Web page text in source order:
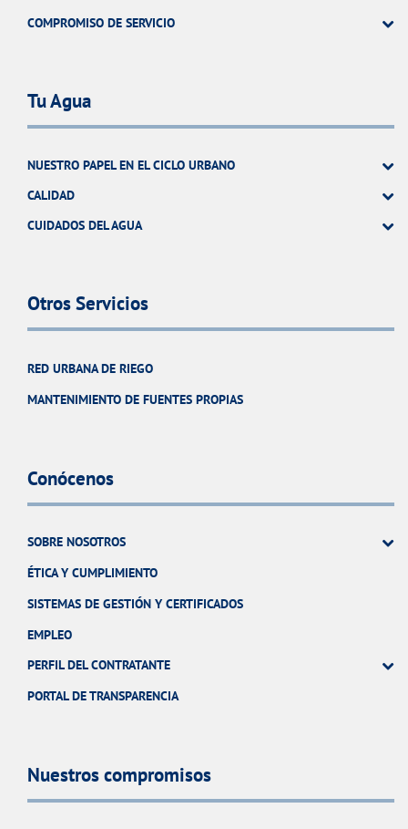
COMPROMISO DE SERVICIO
Tu Agua
NUESTRO PAPEL EN EL CICLO URBANO
CALIDAD
CUIDADOS DEL AGUA
Otros Servicios
RED URBANA DE RIEGO
MANTENIMIENTO DE FUENTES PROPIAS
Conócenos
SOBRE NOSOTROS
ÉTICA Y CUMPLIMIENTO
SISTEMAS DE GESTIÓN Y CERTIFICADOS
EMPLEO
PERFIL DEL CONTRATANTE
PORTAL DE TRANSPARENCIA
Nuestros compromisos